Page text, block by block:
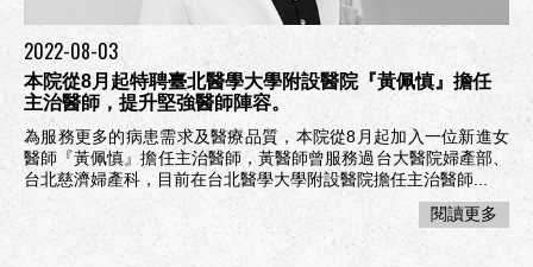
2022-08-03
本院從8月起特聘臺北醫學大學附設醫院『黃佩慎』擔任
主治醫師，提升堅強醫師陣容。
為服務更多的病患需求及醫療品質，本院從8月起加入一位新進女
醫師『黃佩慎』擔任主治醫師，黃醫師曾服務過台大醫院婦產部、
台北慈濟婦產科，目前在台北醫學大學附設醫院擔任主治醫師...
閱讀更多